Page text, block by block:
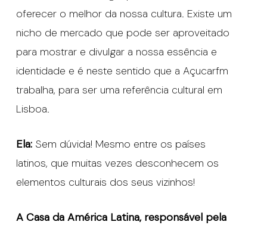
oferecer o melhor da nossa cultura. Existe um
nicho de mercado que pode ser aproveitado
para mostrar e divulgar a nossa essência e
identidade e é neste sentido que a Açucarfm
trabalha, para ser uma referência cultural em
Lisboa.
Ela: Sem dúvida! Mesmo entre os países
latinos, que muitas vezes desconhecem os
elementos culturais dos seus vizinhos!
A Casa da América Latina, responsável pela